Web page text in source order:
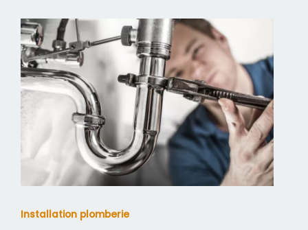
Installation plomberie